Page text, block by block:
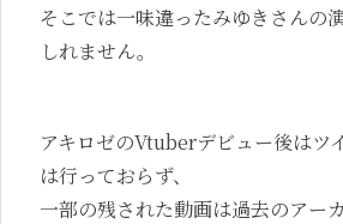
そこでは一味違ったみゆきさんの
しれません。
アキロゼのVtuberデビュー後はツ
は行っておらず、
一部の残された動画は過去のアー